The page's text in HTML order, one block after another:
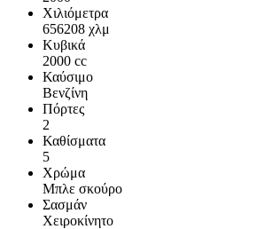
Χιλιόμετρα
656208 χλμ
Κυβικά
2000 cc
Καύσιμο
Βενζίνη
Πόρτες
2
Καθίσματα
5
Χρώμα
Μπλε σκούρο
Σασμάν
Χειροκίνητο